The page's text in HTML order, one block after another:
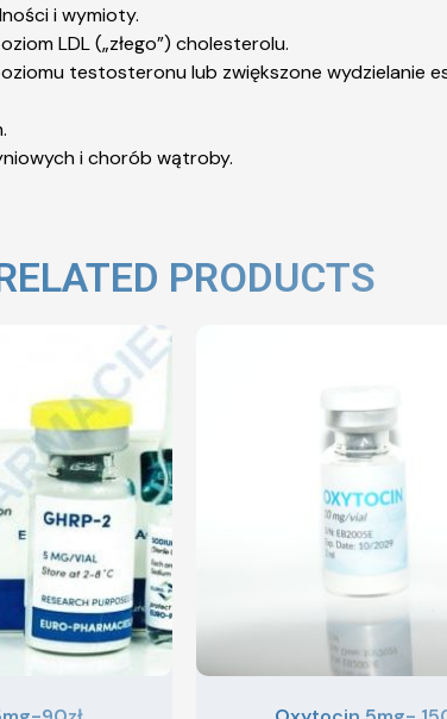
i wymioty.
LDL („złego”) cholesterolu.
testosteronu lub zwiększone
i chorób wątroby.
PRODUCTS